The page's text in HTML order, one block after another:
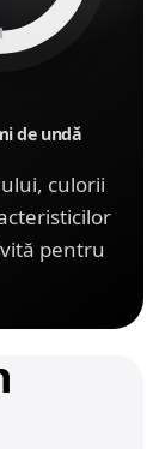
de undă
culorii
pentru